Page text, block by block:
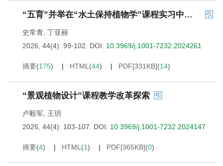
“五育”并举在“水土保持植物学”课程实习中的实施路径
史常青 丁亚丽
2026, 44(4): 99-102.
DOI: 10.3969/j.1001-7232.2024261
摘要(175) HTML (44) PDF[331KB](14)
“景观植物设计”课程教学改革探索
卢毅军 王玥
2026, 44(4): 103-107.
DOI: 10.3969/j.1001-7232.2024147
摘要(4) HTML (1) PDF[365KB](0)